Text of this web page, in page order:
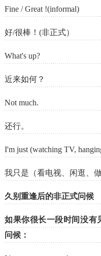
Fine / Great !(informal)
好/很棒！(非正式）
What's up?
近来如何？
Not much.
还行。
I'm just (watching TV,
我只是（看电视、闲逛、做
久别重逢后的非正式问候
如果你很长一段时间没有
问候：